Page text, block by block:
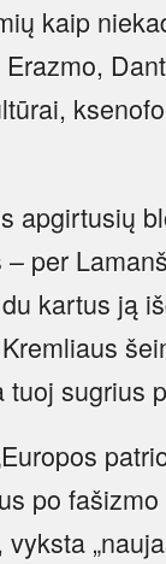
kaip
apgirtusių
per
kartus ją
sugrius
po